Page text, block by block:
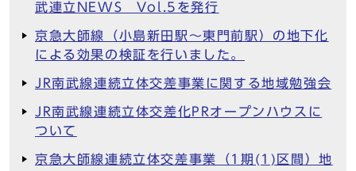
武連立NEWS Vol.5を発行
京急大師線（小島新田駅～東門前駅）の地下化
による効果の検証を行いました。
JR南武線連続立体交差事業に関する地域勉強会
JR南武線連続立体交差化PRオープンハウスに
ついて
京急大師線連続立体交差事業（1期(1)区間）地